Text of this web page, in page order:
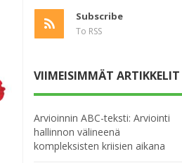
Subscribe
To RSS
VIIMEISIMMÄT ARTIKKELIT
Arvioinnin ABC-teksti: Arviointi
hallinnon välineenä
kompleksisten kriisien aikana